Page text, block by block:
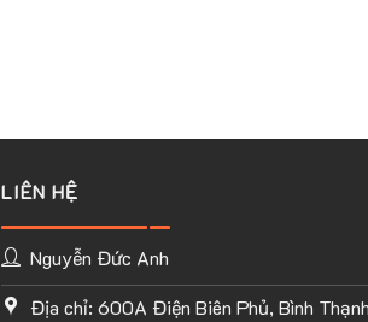
LIÊN HỆ
Nguyễn Đức Anh
Địa chỉ: 600A Điện Biên Phủ, Bình